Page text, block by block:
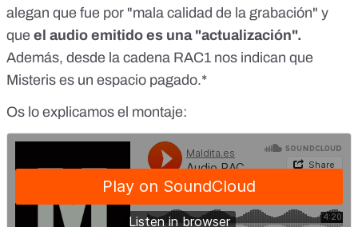
alegan que fue por "mala calidad de la grabación" y
que el audio emitido es una "actualización".
Además, desde la cadena RAC1 nos indican que
Misteris es un espacio pagado.*
Os lo explicamos el montaje: